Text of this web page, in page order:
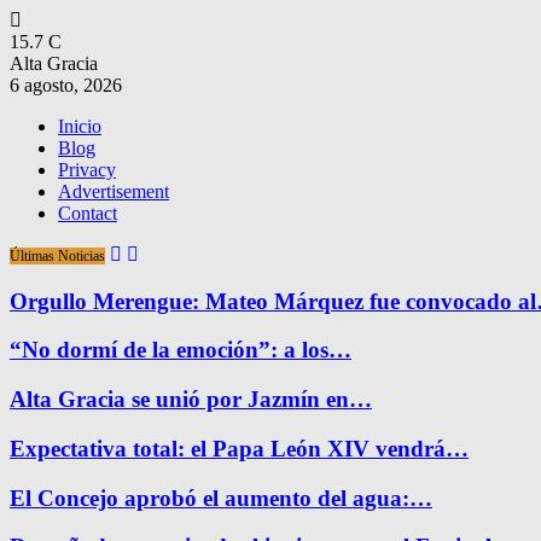
15.7 C
Alta Gracia
6 agosto, 2026
Inicio
Blog
Privacy
Advertisement
Contact
Últimas Noticias
Orgullo Merengue: Mateo Márquez fue convocado
“No dormí de la emoción”: a los…
Alta Gracia se unió por Jazmín en…
Expectativa total: el Papa León XIV vendrá…
El Concejo aprobó el aumento del agua:…